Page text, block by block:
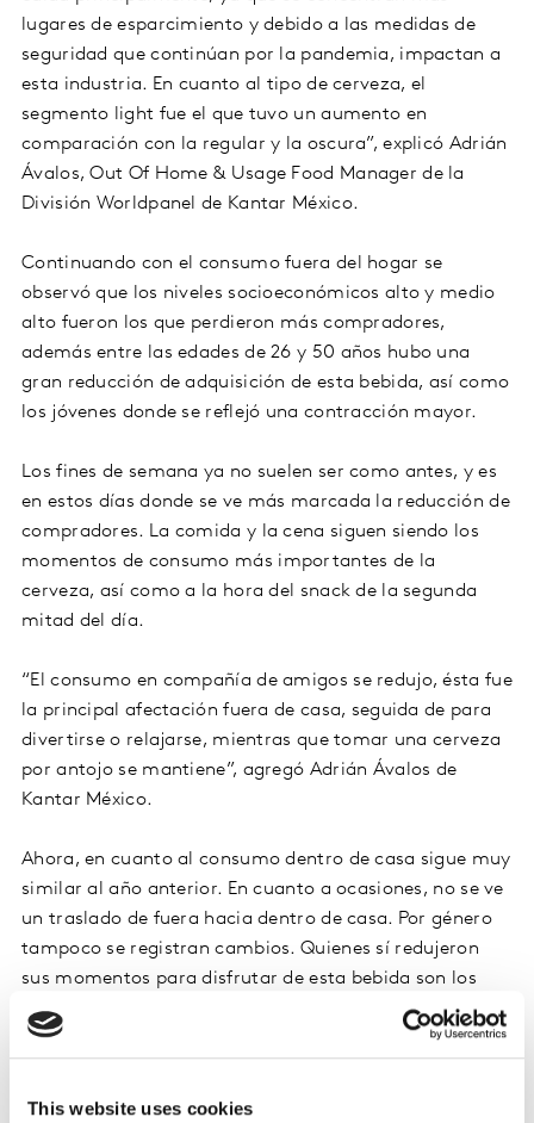
This website uses cookies
lugares de esparcimiento y debido a las medidas de
seguridad que continúan por la pandemia, impactan a
esta industria. En cuanto al tipo de cerveza, el
segmento light fue el que tuvo un aumento en
comparación con la regular y la oscura”, explicó Adrián
Ávalos, Out Of Home & Usage Food Manager de la
División Worldpanel de Kantar México.
Continuando con el consumo fuera del hogar se
observó que los niveles socioeconómicos alto y medio
alto fueron los que perdieron más compradores,
además entre las edades de 26 y 50 años hubo una
gran reducción de adquisición de esta bebida, así como
los jóvenes donde se reflejó una contracción mayor.
Los fines de semana ya no suelen ser como antes, y es
en estos días donde se ve más marcada la reducción de
compradores. La comida y la cena siguen siendo los
momentos de consumo más importantes de la
cerveza, así como a la hora del snack de la segunda
mitad del día.
“El consumo en compañía de amigos se redujo, ésta fue
la principal afectación fuera de casa, seguida de para
divertirse o relajarse, mientras que tomar una cerveza
por antojo se mantiene”, agregó Adrián Ávalos de
Kantar México.
Ahora, en cuanto al consumo dentro de casa sigue muy
similar al año anterior. En cuanto a ocasiones, no se ve
un traslado de fuera hacia dentro de casa. Por género
tampoco se registran cambios. Quienes sí redujeron
sus momentos para disfrutar de esta bebida son los
niveles bajos.
ocasiones de consumo, a excepción de quienes están